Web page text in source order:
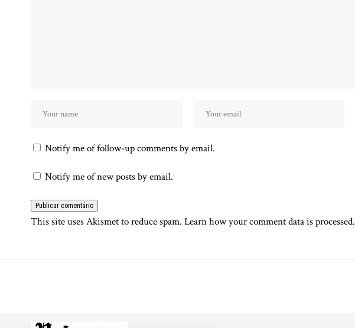
Notify me of follow-up comments by email.
Notify me of new posts by email.
This site uses Akismet to reduce spam. Learn how your comment data is processed.